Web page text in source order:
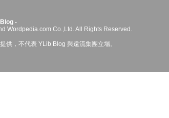
Blog -
Wordpedia.com Co.,Ltd. All Rights Reserved.
供，不代表 YLib Blog 與遠流集團立場。